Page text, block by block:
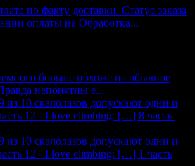
по факту доставки. Статус заказа
оплаты на Обработка...
больше похоже на обычное
непонятны е...
10 скалолазов допускают одни и
12 - I love climbing: […] 8 часть
10 скалолазов допускают одни и
12 - I love climbing: […] 1 часть